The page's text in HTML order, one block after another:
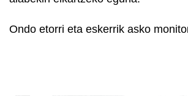
Ondo etorri eta eskerrik asko